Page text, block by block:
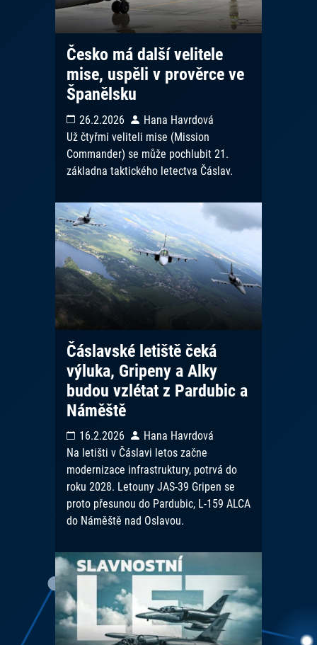
Česko má další velitele
mise, uspěli v prověrce ve
Španělsku
26.2.2026
Hana Havrdová
Už čtyřmi veliteli mise (Mission
Commander) se může pochlubit 21.
základna taktického letectva Čáslav.
Čáslavské letiště čeká
výluka, Gripeny a Alky
budou vzlétat z Pardubic a
Náměště
16.2.2026
Hana Havrdová
Na letišti v Čáslavi letos začne
modernizace infrastruktury, potrvá do
roku 2028. Letouny JAS-39 Gripen se
proto přesunou do Pardubic, L-159 ALCA
do Náměště nad Oslavou.